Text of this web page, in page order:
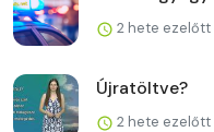
2 hete ezelőtt
Újratöltve?
2 hete ezelőtt